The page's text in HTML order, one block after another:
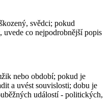
svědci; pokud
uvede co nejpodrobnější popis
nebo období; pokud je
a uvést souvislosti; dobu je
událostí - politických,